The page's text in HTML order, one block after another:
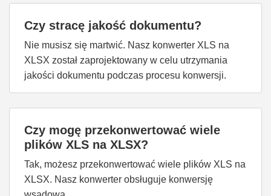
Czy stracę jakość dokumentu?
Nie musisz się martwić. Nasz konwerter XLS na
XLSX został zaprojektowany w celu utrzymania
jakości dokumentu podczas procesu konwersji.
Czy mogę przekonwertować wiele
plików XLS na XLSX?
Tak, możesz przekonwertować wiele plików XLS na
XLSX. Nasz konwerter obsługuje konwersję